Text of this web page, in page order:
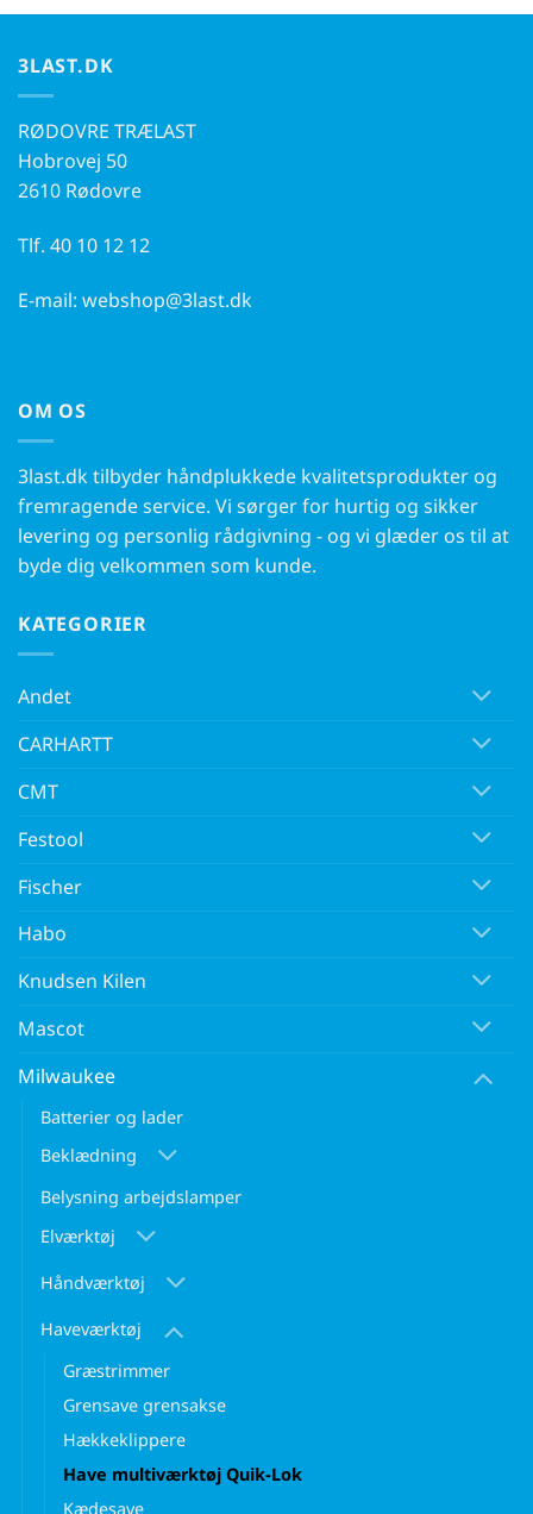
3LAST.DK
RØDOVRE TRÆLAST
Hobrovej 50
2610 Rødovre
Tlf. 40 10 12 12
E-mail: webshop@3last.dk
OM OS
3last.dk tilbyder håndplukkede kvalitetsprodukter og
fremragende service. Vi sørger for hurtig og sikker
levering og personlig rådgivning - og vi glæder os til at
byde dig velkommen som kunde.
KATEGORIER
Andet
CARHARTT
CMT
Festool
Fischer
Habo
Knudsen Kilen
Mascot
Milwaukee
Batterier og lader
Beklædning
Belysning arbejdslamper
Elværktøj
Håndværktøj
Haveværktøj
Græstrimmer
Grensave grensakse
Hækkeklippere
Have multiværktøj Quik-Lok
Kædesave